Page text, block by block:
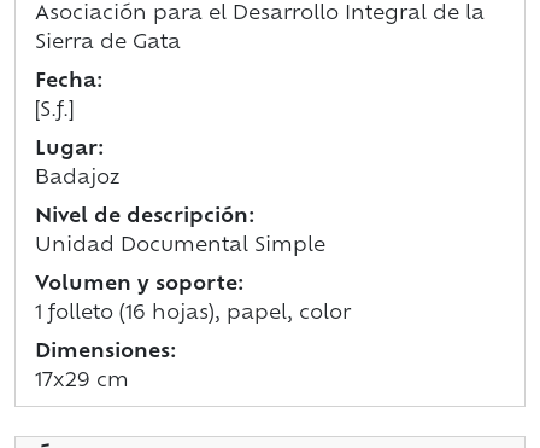
Asociación para el Desarrollo Integral de la
Sierra de Gata
Fecha:
[S.f.]
Lugar:
Badajoz
Nivel de descripción:
Unidad Documental Simple
Volumen y soporte:
1 folleto (16 hojas), papel, color
Dimensiones:
17x29 cm